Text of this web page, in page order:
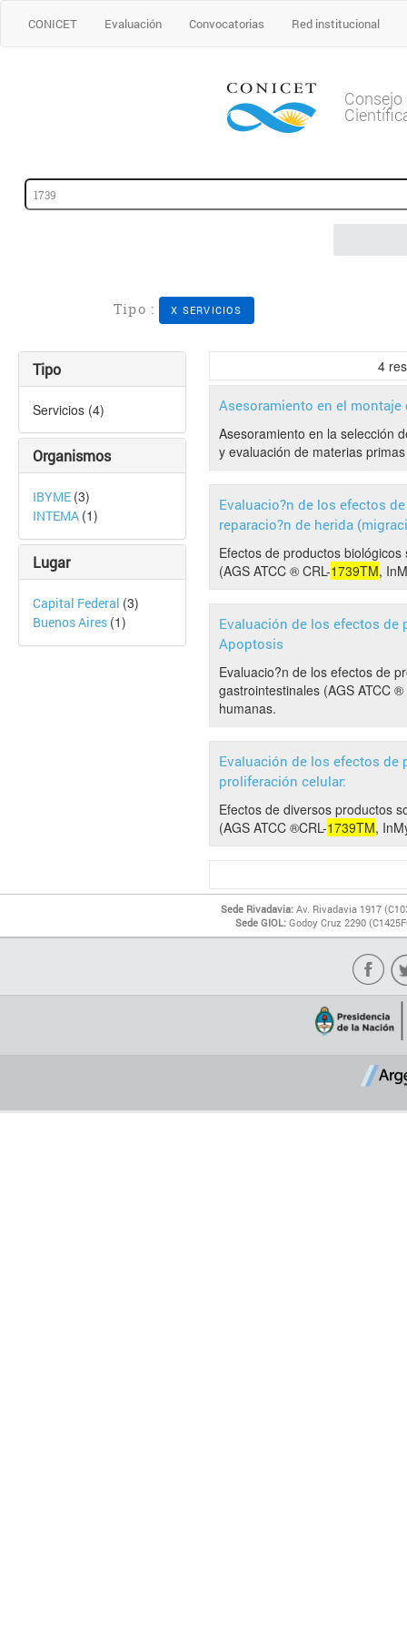
CONICET Evaluación Convocatorias Red institucional
Tipo : X SERVICIOS
Tipo
Servicios (4)
Organismos
IBYME (3)
INTEMA (1)
Lugar
Capital Federal (3)
Buenos Aires (1)
4
Asesoramiento en el
Asesoramiento en la selección
y evaluación de materias
Evaluacio?n de los efectos
reparacio?n de herida
Efectos de productos
(AGS ATCC ® CRL-1739TM,
Evaluación de los efectos
Apoptosis
Evaluacio?n de los efectos de
gastrointestinales (AGS ATCC ®
humanas.
Evaluación de los efectos
proliferación celular:
Efectos de diversos productos
(AGS ATCC ®CRL-1739TM,
Sede Rivadavia: Av. Rivadavia 1917
Sede GIOL: Godoy Cruz 2290